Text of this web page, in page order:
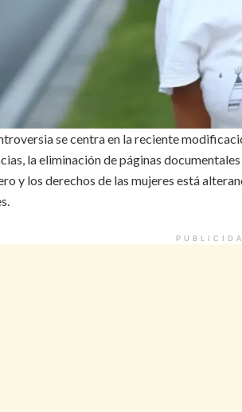
se centra en la reciente
la eliminación de páginas
y los derechos de las mujeres está